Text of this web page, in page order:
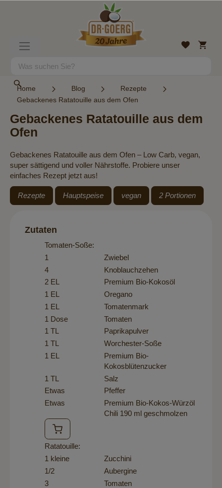
Suche
Wunschliste
Mein
Home Blog
Rezepte
Gebackenes Ratatouille aus dem Ofen
Gebackenes Ratatouille aus dem
Ofen
Gebackenes Ratatouille aus dem Ofen – Low Carb, vegan,
super sättigend und voller Nährstoffe. Probiere unser
einfaches Rezept jetzt aus!
Rezepte Hauptspeise vegan 2 Portionen
Zutaten
Tomaten-Soße:
1
Zwiebel
4
Knoblauchzehen
2 EL
Premium Bio-Kokosöl
1 EL
Oregano
1 EL
Tomatenmark
1 Dose
Tomaten
1 TL
Paprikapulver
1 TL
Worchester-Soße
1 EL
Premium Bio-
Kokosblütenzucker
1 TL
Salz
Etwas
Pfeffer
Etwas
Premium Bio-Kokos-Würzöl
Chili 190 ml geschmolzen
Ratatouille:
1 kleine
Zucchini
1/2
Aubergine
3
Tomaten